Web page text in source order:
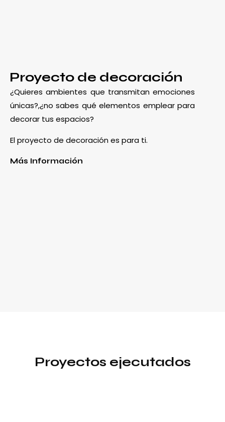
Proyecto de decoración
¿Quieres ambientes que transmitan emociones
únicas?,¿no sabes qué elementos emplear para
decorar tus espacios?
El proyecto de decoración es para ti.
Más Información
Proyectos ejecutados